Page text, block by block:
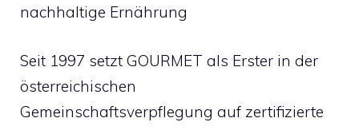
nachhaltige Ernährung
Seit 1997 setzt GOURMET als Erster in der
österreichischen
Gemeinschaftsverpflegung auf zertifizierte